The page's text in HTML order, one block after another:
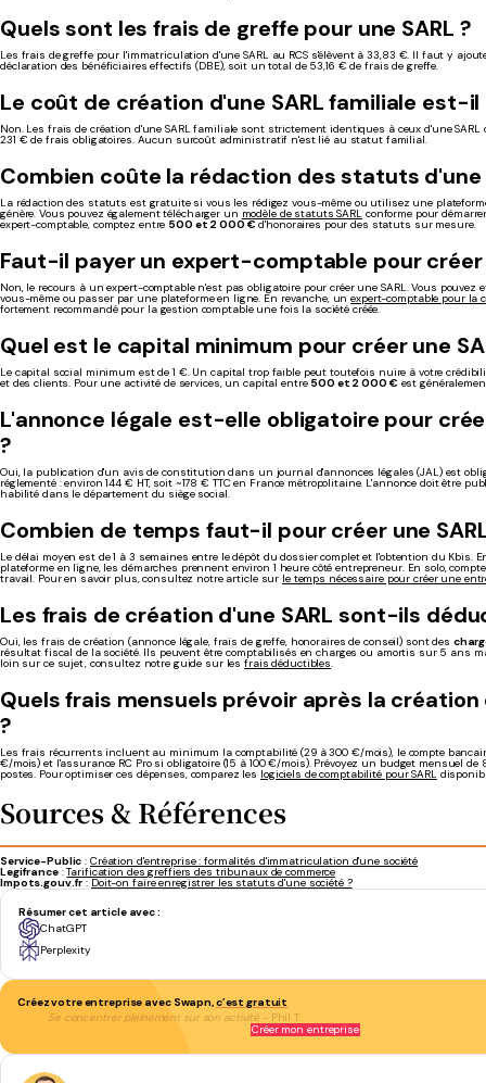
Quels sont les frais de greffe pour une SARL ?
Les frais de greffe pour l'immatriculation d'une SARL au RCS s'élèvent à 33,83 €. Il faut y
déclaration des bénéficiaires effectifs (DBE), soit un total de 53,16 € de frais de greffe.
Le coût de création d'une SARL familiale est-
Non. Les frais de création d'une SARL familiale sont strictement identiques à ceux d'une
231 € de frais obligatoires. Aucun surcoût administratif n'est lié au statut familial.
Combien coûte la rédaction des statuts d'une
La rédaction des statuts est gratuite si vous les rédigez vous-même ou utilisez une
génère. Vous pouvez également télécharger un modèle de statuts SARLconforme pour
expert-comptable, comptez entre 500 et 2 000 €d'honoraires pour des statuts sur mesure.
Faut-il payer un expert-comptable pour créer
Non, le recours à un expert-comptable n'est pas obligatoire pour créer une SARL. Vous pouvez
vous-même ou passer par une plateforme en ligne. En revanche, unexpert-comptable pour la
fortement recommandé pour la gestion comptable une fois la société créée.
Quel est le capital minimum pour créer une
Le capital social minimum est de 1 €. Un capital trop faible peut toutefois nuire à votre
et des clients. Pour une activité de services, un capital entre 500 et 2 000 € est
L'annonce légale est-elle obligatoire pour
?
Oui, la publication d'un avis de constitution dans un journal d'annonces légales (JAL) est
réglementé : environ 144 € HT, soit ~178 € TTC en France métropolitaine. L'annonce doit être
habilité dans le département du siège social.
Combien de temps faut-il pour créer une
Le délai moyen est de 1 à 3 semaines entre le dépôt du dossier complet et l'obtention du Kbis.
plateforme en ligne, les démarches prennent environ 1 heure côté entrepreneur. En solo,
travail. Pour en savoir plus, consultez notre article sur le temps nécessaire pour créer une
Les frais de création d'une SARL sont-ils
Oui, les frais de création (annonce légale, frais de greffe, honoraires de conseil) sont des
résultat fiscal de la société. Ils peuvent être comptabilisés en charges ou amortis sur 5 ans
loin sur ce sujet, consultez notre guide sur lesfrais déductibles.
Quels frais mensuels prévoir après la création
?
Les frais récurrents incluent au minimum la comptabilité (29 à 300 €/mois), le compte
€/mois) et l'assurance RC Pro si obligatoire (15 à 100 €/mois). Prévoyez un budget mensuel de
postes. Pour optimiser ces dépenses, comparez les logiciels de comptabilité pour SARL
Sources & Références
Service-Public : Création d'entreprise : formalités d'immatriculation d'une société
Legifrance:Tarification des greffiers des tribunaux de commerce
Impots.gouv.fr:Doit-on faire enregistrer les statuts d'une société ?
Résumer cet article avec :
ChatGPT
Perplexity
Créez votre entreprise avec Swapn,c’est gratuit
Se concentrer pleinement sur son activité - Phil T.
Créer mon entreprise